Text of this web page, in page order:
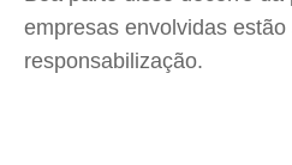
empresas envolvidas
responsabilização.